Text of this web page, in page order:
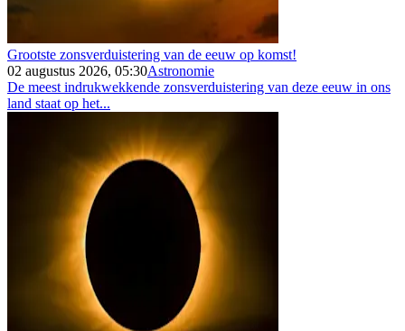
Grootste zonsverduistering van de eeuw op komst!
02 augustus 2026, 05:30Astronomie
De meest indrukwekkende zonsverduistering van deze eeuw in ons
land staat op het...